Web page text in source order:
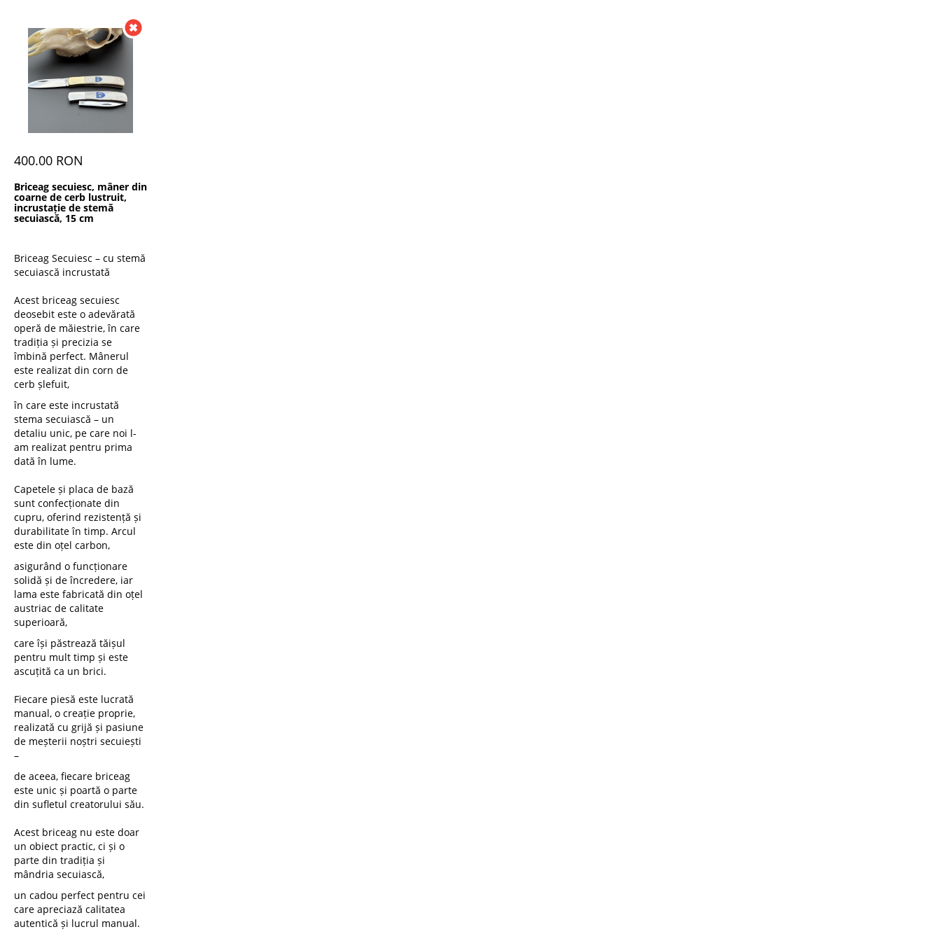
400.00 RON
Briceag secuiesc, mâner din
coarne de cerb lustruit,
incrustație de stemă
secuiască, 15 cm
Briceag Secuiesc – cu stemă
secuiască incrustată
Acest briceag secuiesc
deosebit este o adevărată
operă de măiestrie, în care
tradiția și precizia se
îmbină perfect. Mânerul
este realizat din corn de
cerb șlefuit,
în care este incrustată
stema secuiască – un
detaliu unic, pe care noi l-
am realizat pentru prima
dată în lume.
Capetele și placa de bază
sunt confecționate din
cupru, oferind rezistență și
durabilitate în timp. Arcul
este din oțel carbon,
asigurând o funcționare
solidă și de încredere, iar
lama este fabricată din oțel
austriac de calitate
superioară,
care își păstrează tăișul
pentru mult timp și este
ascuțită ca un brici.
Fiecare piesă este lucrată
manual, o creație proprie,
realizată cu grijă și pasiune
de meșterii noștri secuiești
–
de aceea, fiecare briceag
este unic și poartă o parte
din sufletul creatorului său.
Acest briceag nu este doar
un obiect practic, ci și o
parte din tradiția și
mândria secuiască,
un cadou perfect pentru cei
care apreciază calitatea
autentică și lucrul manual.